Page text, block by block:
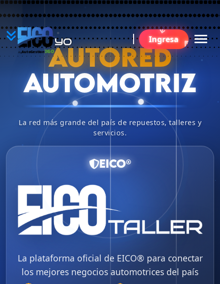
YO
B
AutoGestion 360
Ingresa
AUTORED
AUTOMOTRIZ
La red más grande del país de repuestos, talleres y
servicios.
EICO®
La plataforma oficial de EICO® para conectar
los mejores negocios automotrices del país